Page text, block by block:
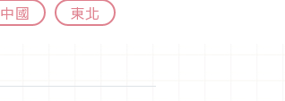
中國 東北